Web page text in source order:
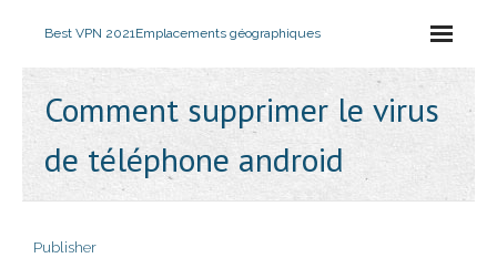
Best VPN 2021Emplacements géographiques
Comment supprimer le virus
de téléphone android
Publisher